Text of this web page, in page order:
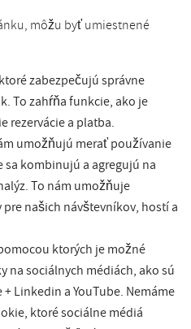
môžu byť umiestnené
zabezpečujú správne
To zahŕňa funkcie, ako je
rezervácie a platba.
umožňujú merať používanie
kombinujú a agregujú na
To nám umožňuje
našich návštevníkov, hostí a
ktorých je možné
na sociálnych médiách, ako sú
Linkedin a YouTube. Nemáme
ktoré sociálne médiá